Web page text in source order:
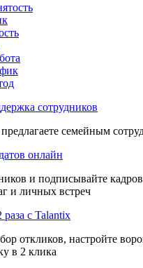
сотрудников
семейным
онлайн
и подписывайте
и личных встреч
раза с Talantix
откликов, настройте
в 2 клика